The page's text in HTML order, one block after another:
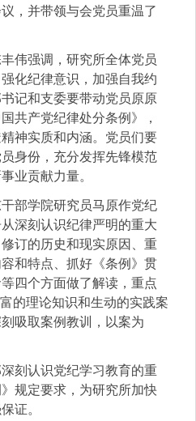
，并带领与会党员重温了
伟强调，研究所全体党员
化纪律意识，加强自我约
记和支委要带动党员原原
共产党纪律处分条例》，
神实质和内涵。党员们要
身份，充分发挥先锋模范
业贡献力量。
部学院研究员马原作党纪
深刻认识纪律严明的重大
订的历史和现实原因、重
和特点、抓好《条例》贯
四个方面做了解读，重点
的理论知识和生动的实践案
吸取案例教训，以案为
刻认识党纪学习教育的重
规定要求，为研究所加快
证。